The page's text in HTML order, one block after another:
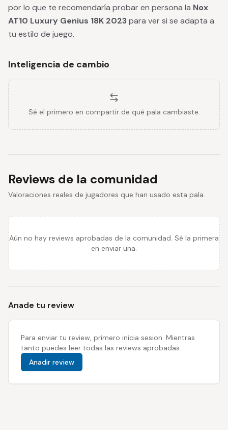
por lo que te recomendaría probar en persona la Nox
AT10 Luxury Genius 18K 2023para ver si se adapta a
tu estilo de juego.
Inteligencia de cambio
Sé el primero en compartir de qué pala cambiaste.
Reviews de la comunidad
Valoraciones reales de jugadores que han usado esta pala.
Aún no hay reviews aprobadas de la comunidad. Sé la primera
en enviar una.
Anade tu review
Para enviar tu review, primero inicia sesion. Mientras
tanto puedes leer todas las reviews aprobadas.
Anadir review